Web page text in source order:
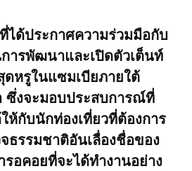
ได้ประกาศความร่วมมือกับ
ารพัฒนาและเปิดตัวเต็นท์
ดหรูในแซมเบียภายใต้
ซึ่งจะมอบประสบการณ์ที่
ห้กับนักท่องเที่ยวที่ต้องการ
ธรรมชาติอันเลื่องชื่อของ
รอคอยที่จะได้ทำงานอย่าง